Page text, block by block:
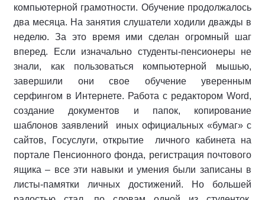
компьютерной грамотности. Обучение продолжалось
два месяца. На занятия слушатели ходили дважды в
неделю. За это время ими сделан огромный шаг
вперед. Если изначально студенты-пенсионеры не
знали, как пользоваться компьютерной мышью,
завершили они свое обучение уверенным
серфингом в Интернете. Работа с редактором Word,
создание документов и папок, копирование
шаблонов заявлений иных официальных «бумаг» с
сайтов, Госуслуги, открытие личного кабинета на
портале Пенсионного фонда, регистрация почтового
ящика – все эти навыки и умения были записаны в
листы-памятки личных достижений. Но большей